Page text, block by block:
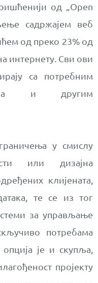
од „Open
садржајем веб
од преко 23% од
интернету. Сви ови
са потребним
и другим
у смислу
или дизајна
клијената,
те се из тог
за управљање
потребама
је и скупља,
пројекту